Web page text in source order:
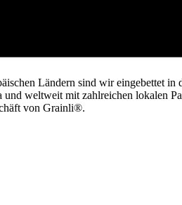
schaffen. Auch Adjuncts können
Ländern sind wir eingebettet in
weltweit mit zahlreichen lokalen
von Grainli®.